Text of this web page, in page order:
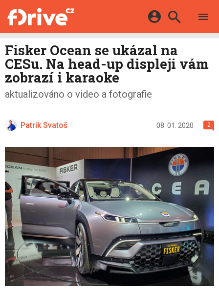
KATALOG
MAPA STANIC
VIDEA
HYBRIDY
E-MOTORSPORT
OSTATNÍ
SERIÁLY
Facebook Google
Twitter Apple
Fisker Ocean se ukázal na
CESu. Na head-up displeji vám
zobrazí i karaoke
aktualizováno o video a fotografie
Patrik Svatoš 08. 01. 2020 2